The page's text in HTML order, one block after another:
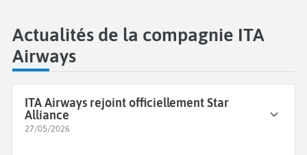
Actualités de la compagnie ITA
Airways
ITA Airways rejoint officiellement Star
Alliance
27/05/2026